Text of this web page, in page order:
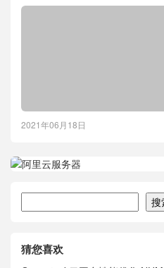
2021年06月18日
搜
猜您喜欢